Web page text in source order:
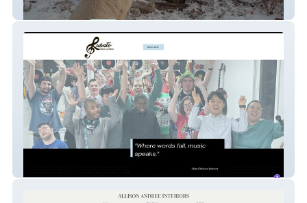
Feel the Flutter
Rubato School